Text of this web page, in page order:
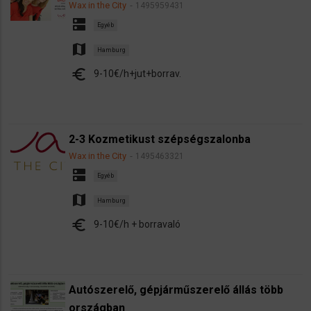
Wax in the City 1495959431
dns Egyéb
map Hamburg
euro 9-10€/h+jut+borrav.
2-3 Kozmetikust szépségszalonba
Wax in the City 1495463321
dns Egyéb
map Hamburg
euro 9-10€/h + borravaló
Autószerelő, gépjárműszerelő állás több
országban